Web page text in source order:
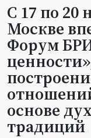
С 17 по 20
Москве
Форум
основе
традиций